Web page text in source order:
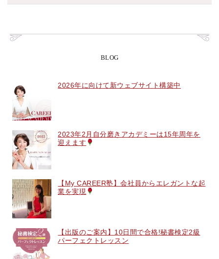
BLOG
2026年に向けて新ウェブサイト構築中
2023年2月自分磨きアカデミーは15年周年を
迎えます
【My CAREER塾】会社員からエレガントな起
業を実現
【出版のご案内】10日間で合格!秘書検定2級
パーフェクトレッスン